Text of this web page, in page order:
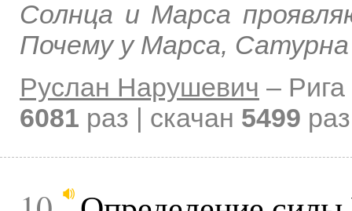
Солнца и Марса
Почему у Марса,
Руслан Нарушевич –
6081 раз | скачан 5499